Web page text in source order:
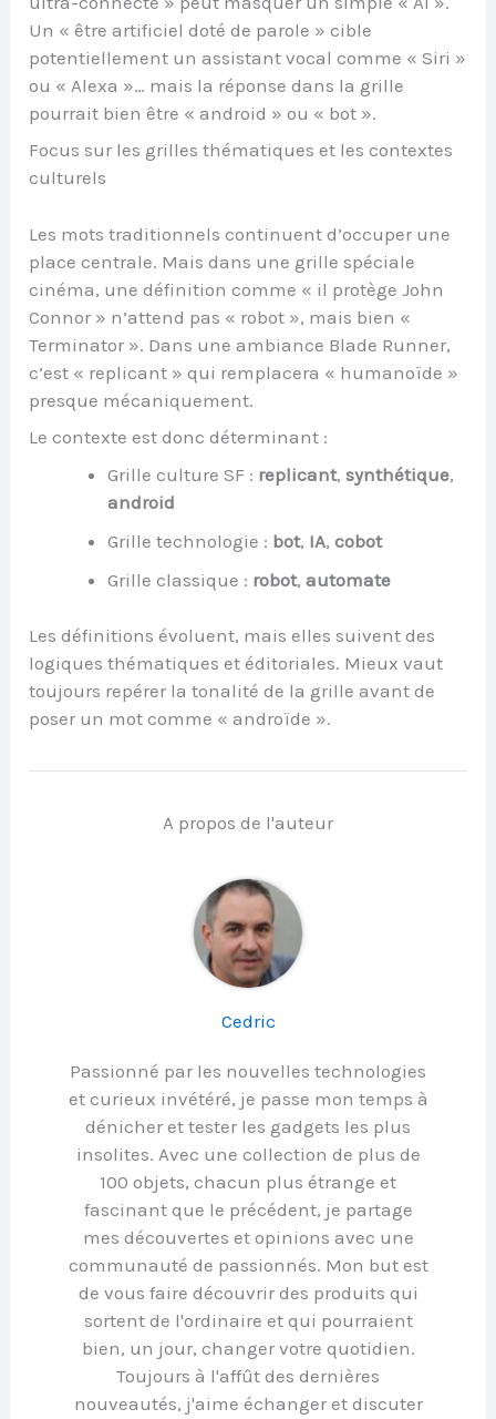
Un « être artificiel doté de parole » cible
potentiellement un assistant vocal comme « Siri »
ou « Alexa »… mais la réponse dans la grille
pourrait bien être « android » ou « bot ».
Focus sur les grilles thématiques et les contextes
culturels
Les mots traditionnels continuent d’occuper une
place centrale. Mais dans une grille spéciale
cinéma, une définition comme « il protège John
Connor » n’attend pas « robot », mais bien «
Terminator ». Dans une ambiance Blade Runner,
c’est « replicant » qui remplacera « humanoïde »
presque mécaniquement.
Le contexte est donc déterminant :
Grille culture SF : replicant,synthétique,
android
Grille technologie : bot, IA,cobot
Grille classique : robot,automate
Les définitions évoluent, mais elles suivent des
logiques thématiques et éditoriales. Mieux vaut
toujours repérer la tonalité de la grille avant de
poser un mot comme « androïde ».
A propos de l'auteur
Cedric
Passionné par les nouvelles technologies
et curieux invétéré, je passe mon temps à
dénicher et tester les gadgets les plus
insolites. Avec une collection de plus de
100 objets, chacun plus étrange et
fascinant que le précédent, je partage
mes découvertes et opinions avec une
communauté de passionnés. Mon but est
de vous faire découvrir des produits qui
sortent de l'ordinaire et qui pourraient
bien, un jour, changer votre quotidien.
Toujours à l'affût des dernières
nouveautés, j'aime échanger et discuter